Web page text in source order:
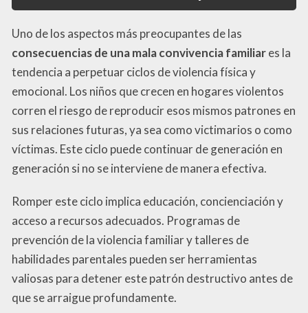
Uno de los aspectos más preocupantes de las
consecuencias de una mala convivencia familiares la
tendencia a perpetuar ciclos de violencia física y
emocional. Los niños que crecen en hogares violentos
corren el riesgo de reproducir esos mismos patrones en
sus relaciones futuras, ya sea como victimarios o como
víctimas. Este ciclo puede continuar de generación en
generación si no se interviene de manera efectiva.
Romper este ciclo implica educación, concienciación y
acceso a recursos adecuados. Programas de
prevención de la violencia familiar y talleres de
habilidades parentales pueden ser herramientas
valiosas para detener este patrón destructivo antes de
que se arraigue profundamente.